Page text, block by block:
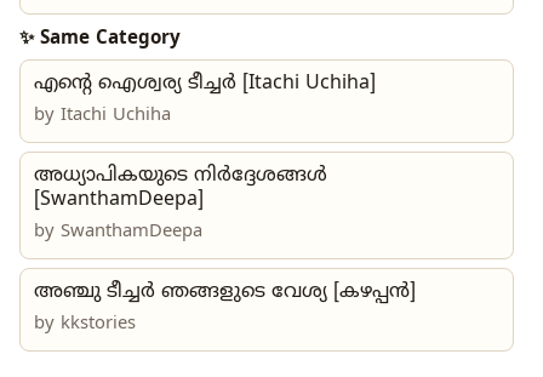
✨ Same Category
എൻ്റെ ഐശ്വര്യ ടീച്ചർ [Itachi Uchiha]
by Itachi Uchiha
അധ്യാപികയുടെ നിർദ്ദേശങ്ങൾ
[SwanthamDeepa]
by SwanthamDeepa
അഞ്ചു ടീച്ചർ ഞങ്ങളുടെ വേശ്യ [കഴപ്പൻ]
by kkstories